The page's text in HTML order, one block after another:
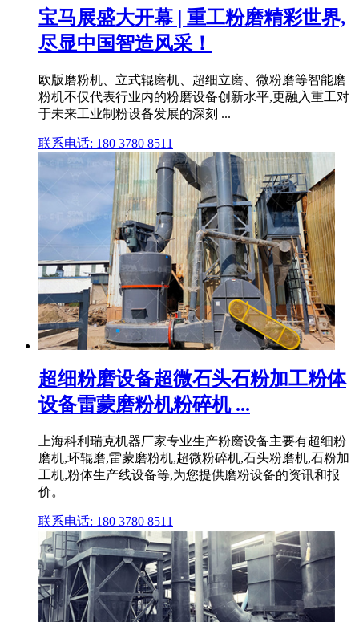
宝马展盛大开幕 | 重工粉磨精彩世界,
尽显中国智造风采！
欧版磨粉机、立式辊磨机、超细立磨、微粉磨等智能磨
粉机不仅代表行业内的粉磨设备创新水平,更融入重工对
于未来工业制粉设备发展的深刻 ...
联系电话: 180 3780 8511
超细粉磨设备超微石头石粉加工粉体
设备雷蒙磨粉机粉碎机 ...
上海科利瑞克机器厂家专业生产粉磨设备主要有超细粉
磨机,环辊磨,雷蒙磨粉机,超微粉碎机,石头粉磨机,石粉加
工机,粉体生产线设备等,为您提供磨粉设备的资讯和报
价。
联系电话: 180 3780 8511